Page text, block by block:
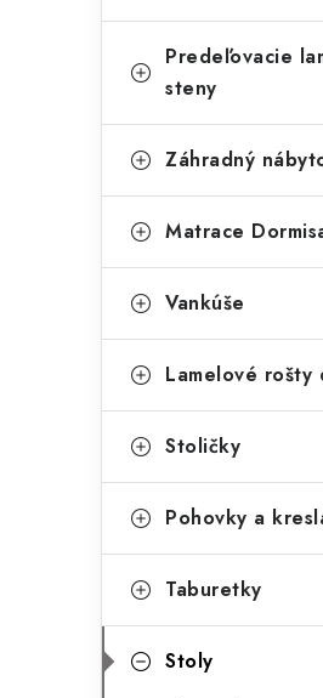
a
e
i
Predeľovacie
steny
Záhradný
Matrace
Vankúše
Lamelové rošty
Stoličky
Pohovky a
Taburetky
Stoly